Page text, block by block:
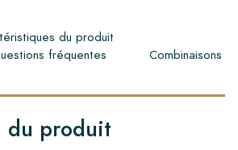
du produit
fréquentes
Combinaisons
du produit